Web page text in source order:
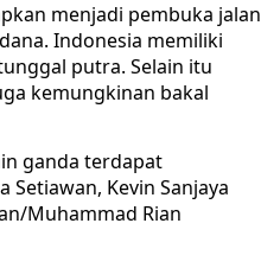
menjadi pembuka jalan
Indonesia memiliki
putra. Selain itu
kemungkinan bakal
ganda terdapat
Kevin Sanjaya
Muhammad Rian